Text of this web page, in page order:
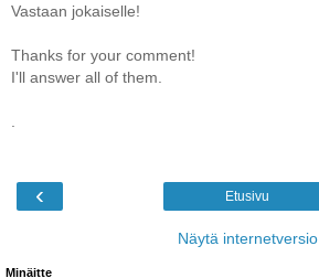
Vastaan jokaiselle!
Thanks for your comment!
I'll answer all of them.
‹ Etusivu
Näytä internetversio
Minäitte